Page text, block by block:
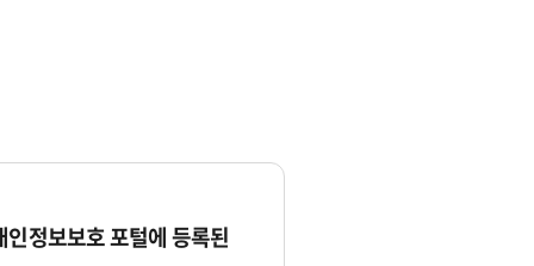
정보보호 포털에 등록된